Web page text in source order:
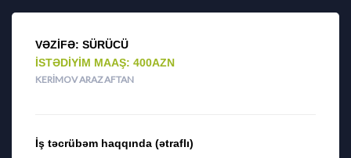
VƏZIFƏ: SÜRÜCÜ
İSTƏDIYIM MAAŞ: 400AZN
KERIMOV ARAZ AFTAN
İş təcrübəm haqqında (ətraflı)